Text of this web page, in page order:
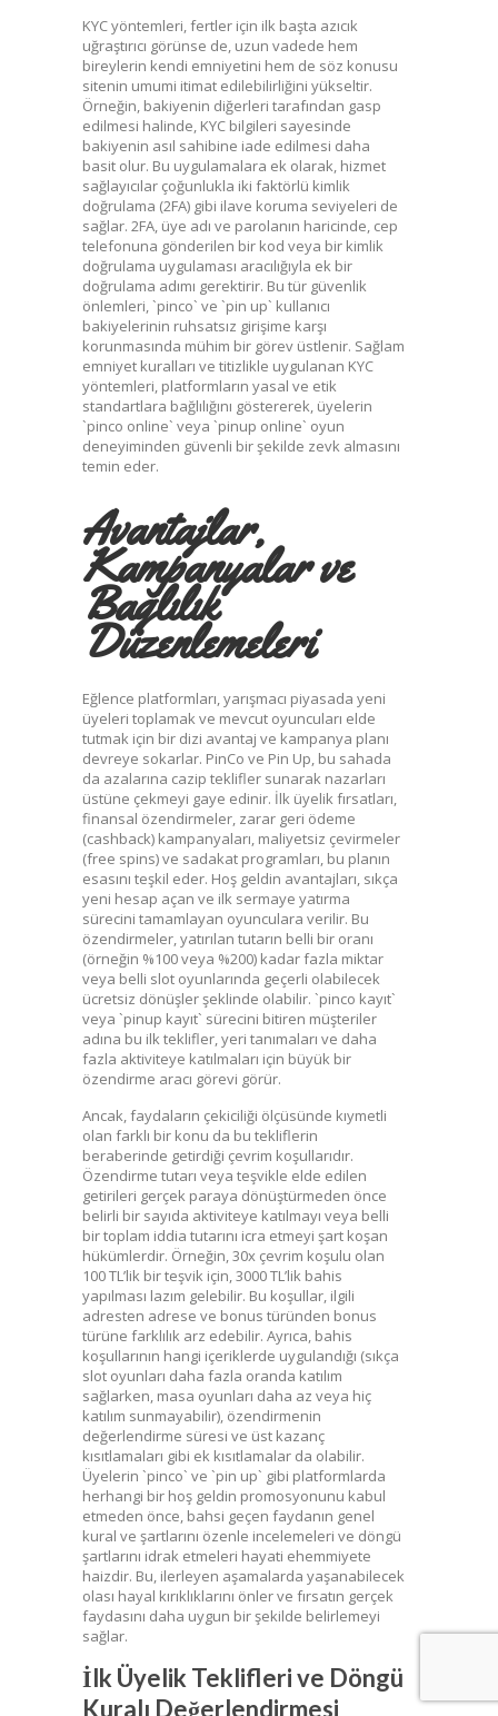
KYC yöntemleri, fertler için ilk başta azıcık
uğraştırıcı görünse de, uzun vadede hem
bireylerin kendi emniyetini hem de söz konusu
sitenin umumi itimat edilebilirliğini yükseltir.
Örneğin, bakiyenin diğerleri tarafından gasp
edilmesi halinde, KYC bilgileri sayesinde
bakiyenin asıl sahibine iade edilmesi daha
basit olur. Bu uygulamalara ek olarak, hizmet
sağlayıcılar çoğunlukla iki faktörlü kimlik
doğrulama (2FA) gibi ilave koruma seviyeleri de
sağlar. 2FA, üye adı ve parolanın haricinde, cep
telefonuna gönderilen bir kod veya bir kimlik
doğrulama uygulaması aracılığıyla ek bir
doğrulama adımı gerektirir. Bu tür güvenlik
önlemleri, `pinco` ve `pin up` kullanıcı
bakiyelerinin ruhsatsız girişime karşı
korunmasında mühim bir görev üstlenir. Sağlam
emniyet kuralları ve titizlikle uygulanan KYC
yöntemleri, platformların yasal ve etik
standartlara bağlılığını göstererek, üyelerin
`pinco online` veya `pinup online` oyun
deneyiminden güvenli bir şekilde zevk almasını
temin eder.
Avantajlar,
Kampanyalar ve
Bağlılık
Düzenlemeleri
Eğlence platformları, yarışmacı piyasada yeni
üyeleri toplamak ve mevcut oyuncuları elde
tutmak için bir dizi avantaj ve kampanya planı
devreye sokarlar. PinCo ve Pin Up, bu sahada
da azalarına cazip teklifler sunarak nazarları
üstüne çekmeyi gaye edinir. İlk üyelik fırsatları,
finansal özendirmeler, zarar geri ödeme
(cashback) kampanyaları, maliyetsiz çevirmeler
(free spins) ve sadakat programları, bu planın
esasını teşkil eder. Hoş geldin avantajları, sıkça
yeni hesap açan ve ilk sermaye yatırma
sürecini tamamlayan oyunculara verilir. Bu
özendirmeler, yatırılan tutarın belli bir oranı
(örneğin %100 veya %200) kadar fazla miktar
veya belli slot oyunlarında geçerli olabilecek
ücretsiz dönüşler şeklinde olabilir. `pinco kayıt`
veya `pinup kayıt` sürecini bitiren müşteriler
adına bu ilk teklifler, yeri tanımaları ve daha
fazla aktiviteye katılmaları için büyük bir
özendirme aracı görevi görür.
Ancak, faydaların çekiciliği ölçüsünde kıymetli
olan farklı bir konu da bu tekliflerin
beraberinde getirdiği çevrim koşullarıdır.
Özendirme tutarı veya teşvikle elde edilen
getirileri gerçek paraya dönüştürmeden önce
belirli bir sayıda aktiviteye katılmayı veya belli
bir toplam iddia tutarını icra etmeyi şart koşan
hükümlerdir. Örneğin, 30x çevrim koşulu olan
100 TL’lik bir teşvik için, 3000 TL’lik bahis
yapılması lazım gelebilir. Bu koşullar, ilgili
adresten adrese ve bonus türünden bonus
türüne farklılık arz edebilir. Ayrıca, bahis
koşullarının hangi içeriklerde uygulandığı (sıkça
slot oyunları daha fazla oranda katılım
sağlarken, masa oyunları daha az veya hiç
katılım sunmayabilir), özendirmenin
değerlendirme süresi ve üst kazanç
kısıtlamaları gibi ek kısıtlamalar da olabilir.
Üyelerin `pinco` ve `pin up` gibi platformlarda
herhangi bir hoş geldin promosyonunu kabul
etmeden önce, bahsi geçen faydanın genel
kural ve şartlarını özenle incelemeleri ve döngü
şartlarını idrak etmeleri hayati ehemmiyete
haizdir. Bu, ilerleyen aşamalarda yaşanabilecek
olası hayal kırıklıklarını önler ve fırsatın gerçek
faydasını daha uygun bir şekilde belirlemeyi
sağlar.
İlk Üyelik Teklifleri ve Döngü
Kuralı Değerlendirmesi